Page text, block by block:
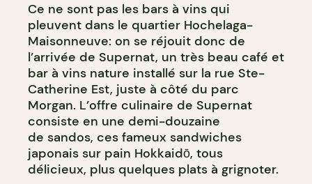
CAVISTE
Ce ne sont pas les bars à vins qui
pleuvent dans le quartier Hochelaga-
Maisonneuve: on se réjouit donc de
l’arrivée de Supernat, un très beau café et
bar à vins nature installé sur la rue Ste-
Catherine Est, juste à côté du parc
Morgan. L’offre culinaire de Supernat
consiste en une demi-douzaine
de sandos, ces fameux sandwiches
japonais sur pain Hokkaidō, tous
délicieux, plus quelques plats à grignoter.